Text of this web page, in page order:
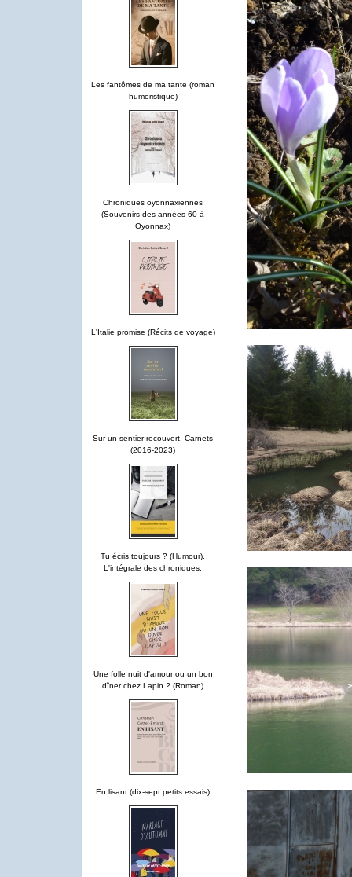
Les fantômes de ma tante (roman
humoristique)
Chroniques oyonnaxiennes
(Souvenirs des années 60 à
Oyonnax)
L'Italie promise (Récits de voyage)
Sur un sentier recouvert. Carnets
(2016-2023)
Tu écris toujours ? (Humour).
L'intégrale des chroniques.
Une folle nuit d'amour ou un bon
dîner chez Lapin ? (Roman)
En lisant (dix-sept petits essais)